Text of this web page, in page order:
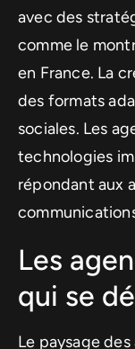
avec des
comme le
en France. La
des formats
sociales. Les
technologies
répondant aux
Les
qui se
Le paysage